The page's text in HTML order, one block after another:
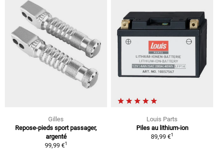
Gilles
Repose-pieds sport passager,
argenté
99,99 €1
Louis Parts
Piles au lithium-ion
89,99 €1